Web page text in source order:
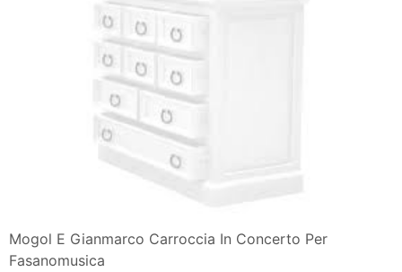
Mogol E Gianmarco Carroccia In Concerto Per
Fasanomusica